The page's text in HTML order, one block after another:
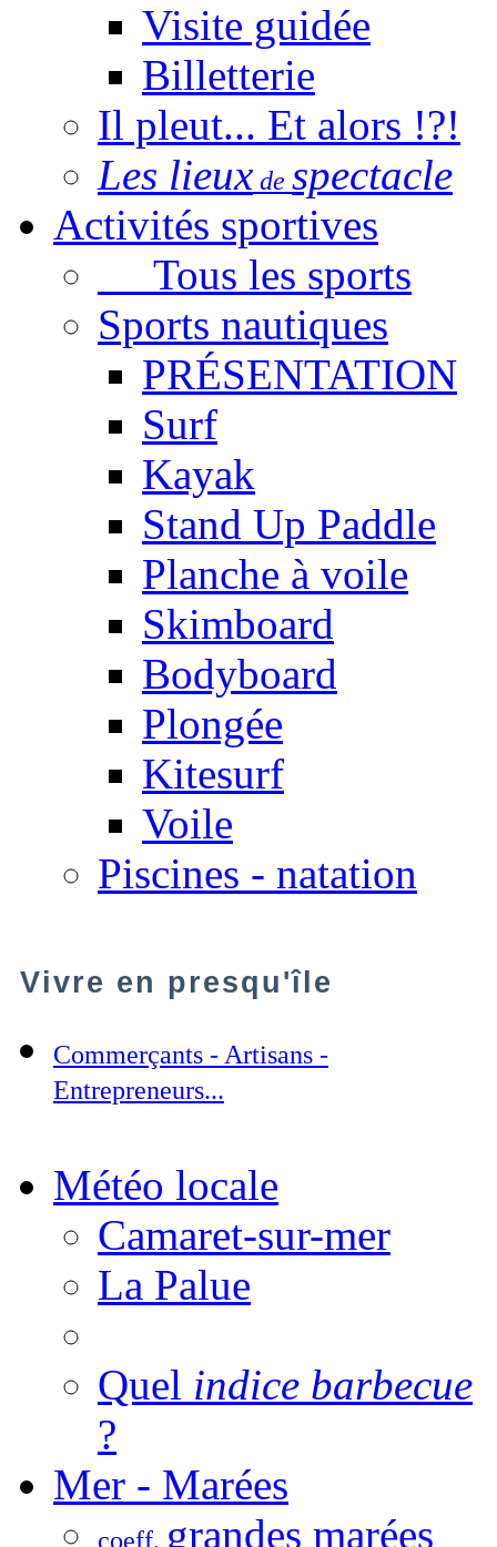
Visite guidée
Billetterie
Il pleut... Et alors !?!
Les lieux de spectacle
Activités sportives
Tous les sports
Sports nautiques
PRÉSENTATION
Surf
Kayak
Stand Up Paddle
Planche à voile
Skimboard
Bodyboard
Plongée
Kitesurf
Voile
Piscines - natation
Vivre en presqu'île
Commerçants - Artisans -
Entrepreneurs...
Météo locale
Camaret-sur-mer
La Palue
Quel indice barbecue
?
Mer - Marées
coeff. grandes marées